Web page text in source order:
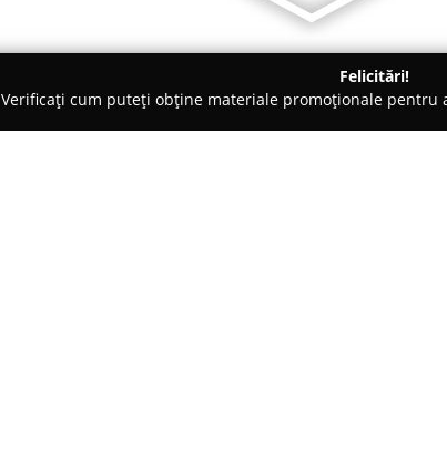
Felicitări!
Verificați cum puteți obține materiale promoționale pentru